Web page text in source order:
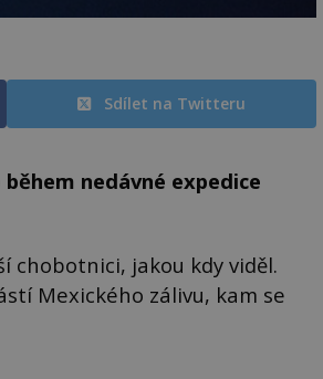
Sdílet na Twitteru
nedávné expedice
chobotnici, jakou kdy viděl.
Mexického zálivu, kam se